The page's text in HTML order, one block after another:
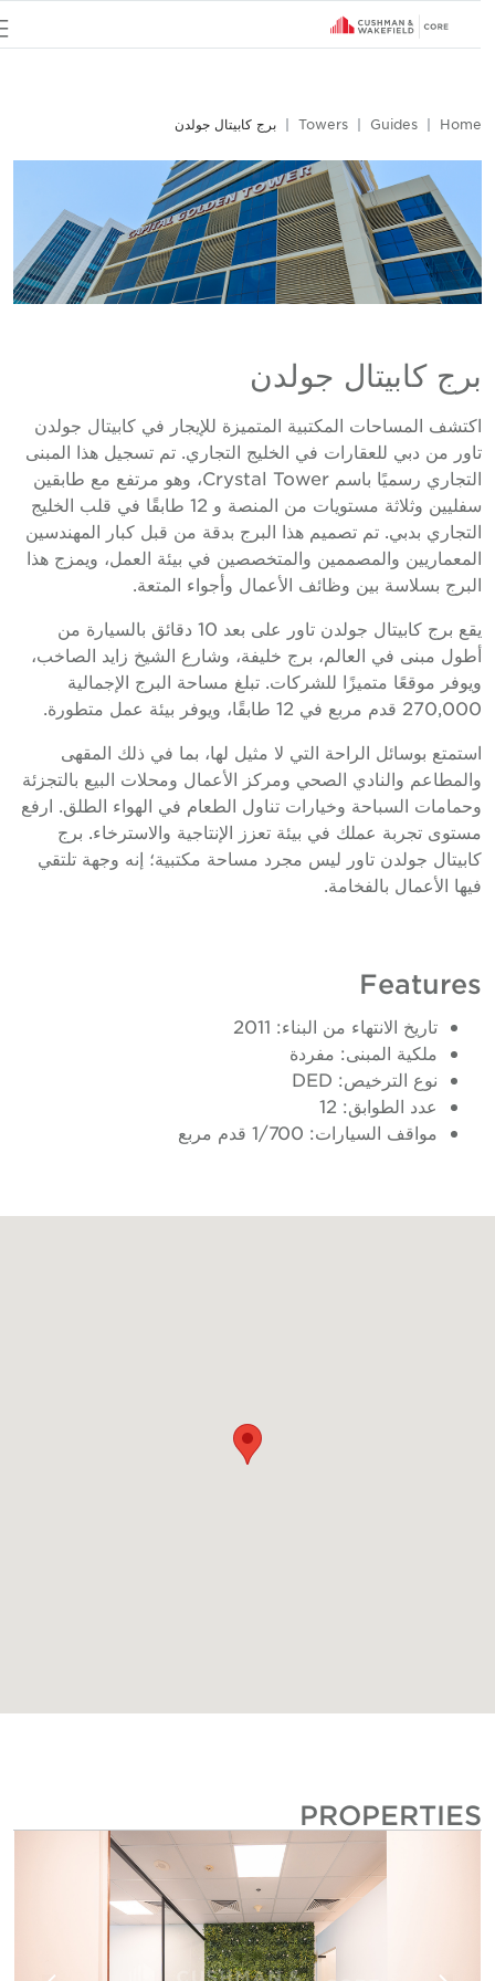
Home
Guides
Towers برج كابيتال جولدن
برج كابيتال جولدن
اكتشف المساحات المكتبية المتميزة للإيجار في كابيتال جولدن
تاور من دبي للعقارات في الخليج التجاري. تم تسجيل هذا المبنى
التجاري رسميًا باسم Crystal Tower، وهو مرتفع مع طابقين
سفليين وثلاثة مستويات من المنصة و 12 طابقًا في قلب الخليج
التجاري بدبي. تم تصميم هذا البرج بدقة من قبل كبار المهندسين
المعماريين والمصممين والمتخصصين في بيئة العمل، ويمزج هذا
البرج بسلاسة بين وظائف الأعمال وأجواء المتعة.
يقع برج كابيتال جولدن تاور على بعد 10 دقائق بالسيارة من
أطول مبنى في العالم، برج خليفة، وشارع الشيخ زايد الصاخب،
ويوفر موقعًا متميزًا للشركات. تبلغ مساحة البرج الإجمالية
270,000 قدم مربع في 12 طابقًا، ويوفر بيئة عمل متطورة.
استمتع بوسائل الراحة التي لا مثيل لها، بما في ذلك المقهى
والمطاعم والنادي الصحي ومركز الأعمال ومحلات البيع بالتجزئة
وحمامات السباحة وخيارات تناول الطعام في الهواء الطلق. ارفع
مستوى تجربة عملك في بيئة تعزز الإنتاجية والاسترخاء. برج
كابيتال جولدن تاور ليس مجرد مساحة مكتبية؛ إنه وجهة تلتقي
فيها الأعمال بالفخامة.
Features
تاريخ الانتهاء من البناء: 2011
ملكية المبنى: مفردة
نوع الترخيص: DED
عدد الطوابق: 12
مواقف السيارات: 1/700 قدم مربع
PROPERTIES